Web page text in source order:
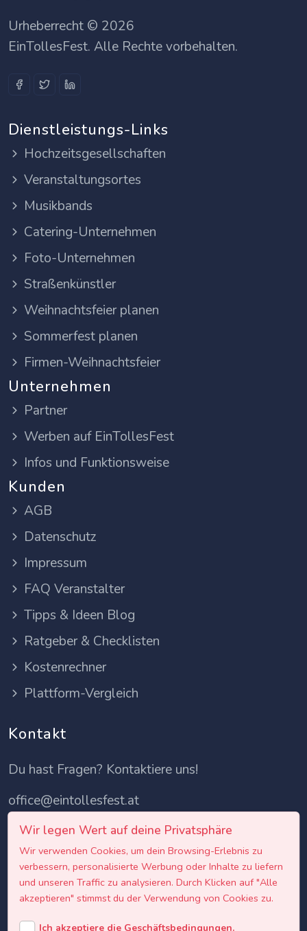
Urheberrecht © 2026
EinTollesFest. Alle Rechte vorbehalten.
Dienstleistungs-Links
Hochzeitsgesellschaften
Veranstaltungsortes
Musikbands
Catering-Unternehmen
Foto-Unternehmen
Straßenkünstler
Weihnachtsfeier planen
Sommerfest planen
Firmen-Weihnachtsfeier
Unternehmen
Partner
Werben auf EinTollesFest
Infos und Funktionsweise
Kunden
AGB
Datenschutz
Impressum
FAQ Veranstalter
Tipps & Ideen Blog
Ratgeber & Checklisten
Kostenrechner
Plattform-Vergleich
Kontakt
Du hast Fragen? Kontaktiere uns!
office@eintollesfest.at
Wir legen Wert auf deine Privatsphäre
Wir verwenden Cookies, um dein Browsing-Erlebnis zu
verbessern, personalisierte Werbung oder Inhalte zu liefern
und unseren Traffic zu analysieren. Durch Klicken auf "Alle
akzeptieren" stimmst du der Verwendung von Cookies zu.
Ich akzeptiere die Geschäftsbedingungen.